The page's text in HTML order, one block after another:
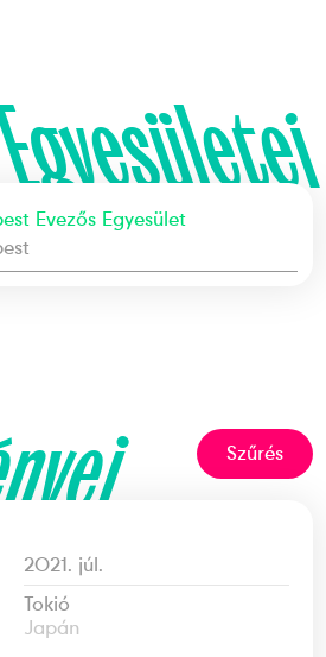
Egyesületei
Evezős Egyesület
Szűrés
2021. júl.
Tokió
Japán